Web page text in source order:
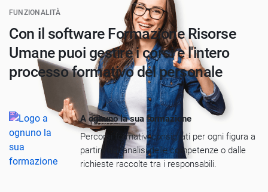
FUNZIONALITÀ
Con il software Formazione Risorse
Umane puoi gestire i corsi e l'intero
processo formativo del personale
A ognuno la sua formazione
Percorsi formativi consigliati per ogni figura a
partire dall’analisi delle competenze o dalle
richieste raccolte tra i responsabili.